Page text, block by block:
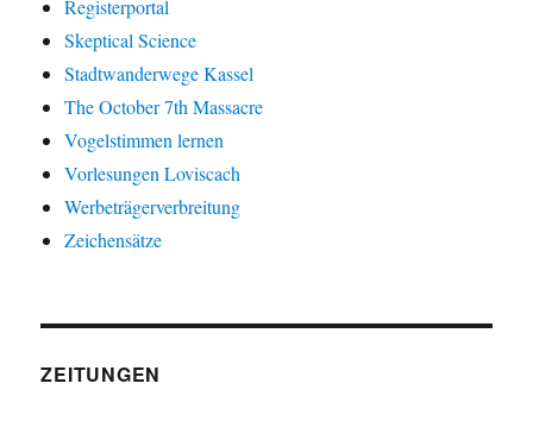
Registerportal
Skeptical Science
Stadtwanderwege Kassel
The October 7th Massacre
Vogelstimmen lernen
Vorlesungen Loviscach
Werbeträgerverbreitung
Zeichensätze
ZEITUNGEN